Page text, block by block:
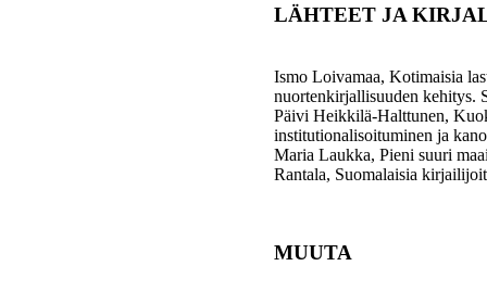
LÄHTEET JA
Ismo Loivamaa, Kotimaisia
nuortenkirjallisuuden kehitys.
Päivi Heikkilä-Halttunen,
institutionalisoituminen ja
Maria Laukka, Pieni suuri
Rantala, Suomalaisia
MUUTA